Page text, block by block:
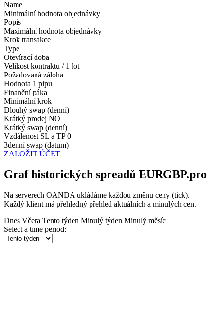
Name
Minimální hodnota objednávky
Popis
Maximální hodnota objednávky
Krok transakce
Type
Otevírací doba
Velikost kontraktu / 1 lot
Požadovaná záloha
Hodnota 1 pipu
Finanční páka
Minimální krok
Dlouhý swap (denní)
Krátký prodej NO
Krátký swap (denní)
Vzdálenost SL a TP 0
3denní swap (datum)
ZALOŽIT ÚČET
Graf historických spreadů EURGBP.pro
Na serverech OANDA ukládáme každou změnu ceny (tick).
Každý klient má přehledný přehled aktuálních a minulých cen.
Dnes Včera Tento týden Minulý týden Minulý měsíc
Select a time period: